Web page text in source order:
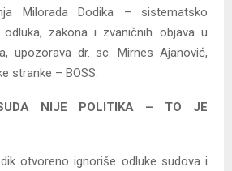
Milorada Dodika – sistematsko
odluka, zakona i zvaničnih objava u
upozorava dr. sc. Mirnes Ajanović,
stranke – BOSS.
SUDA NIJE POLITIKA – TO JE
otvoreno ignoriše odluke sudova i